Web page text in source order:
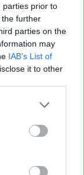
parties prior to
further
parties on the
may
IAB’s List of
it to other
more Google
may click to
party tags to
below Google